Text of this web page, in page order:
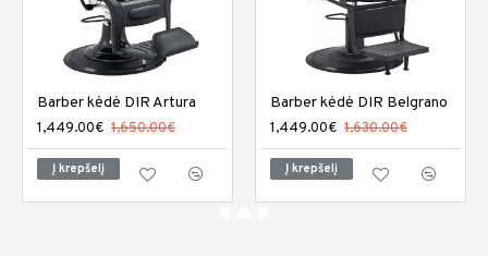
Barber kėdė DIR Artura
1,449.00€ 1,650.00€
Į krepšelį
Barber kėdė DIR Belgrano
1,449.00€ 1,630.00€
Į krepšelį